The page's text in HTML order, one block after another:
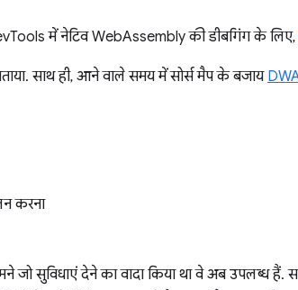
में नेटिव WebAssembly की डीबगिंग के लिए,
साथ ही, आने वाले समय में सोर्स मैप के बजाय
करना
जो सुविधाएं देने का वादा किया था वे अब उपलब्ध